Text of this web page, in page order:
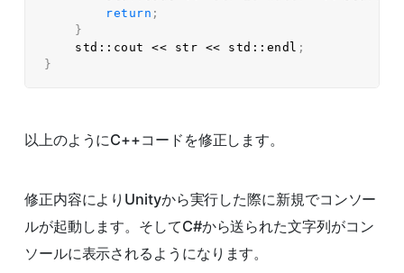
return ;
}
    std
:: cout << str << std :: endl ;
}
以上のようにC++コードを修正します。
修正内容によりUnityから実行した際に新規でコンソー
ルが起動します。そしてC#から送られた文字列がコン
ソールに表示されるようになります。